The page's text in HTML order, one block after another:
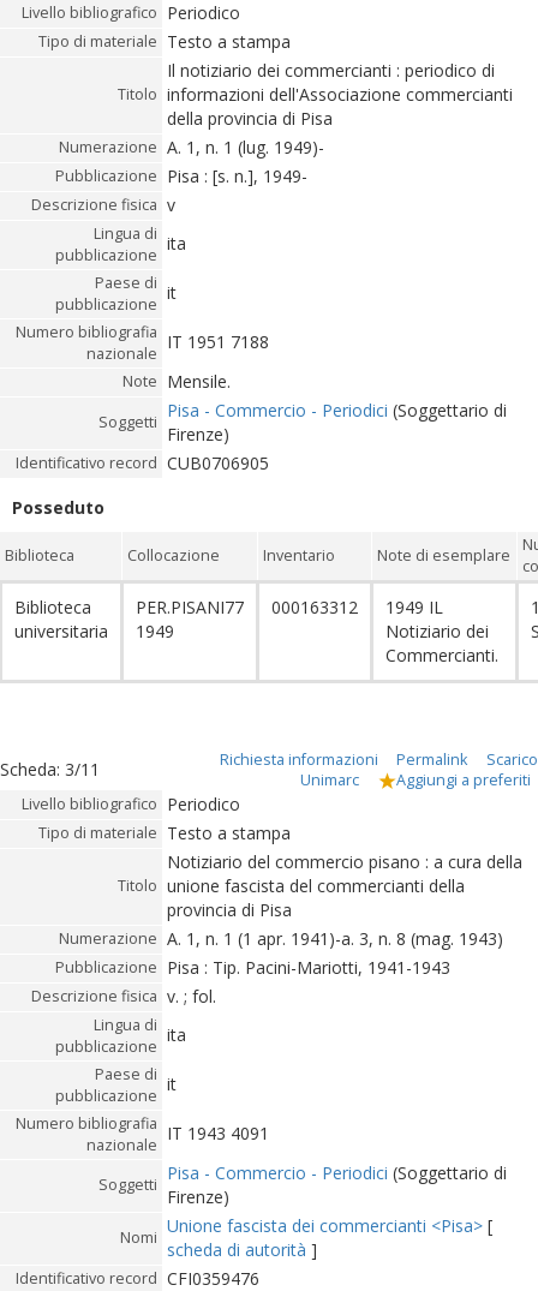
Livello bibliografico Periodico
Tipo di materiale Testo a stampa
Titolo
Il notiziario dei commercianti : periodico di
informazioni dell'Associazione commercianti
della provincia di Pisa
Numerazione A. 1, n. 1 (lug. 1949)-
Pubblicazione Pisa : [s. n.], 1949-
Descrizione fisica v
Lingua di
pubblicazione
ita
Paese di
pubblicazione
it
Numero bibliografia
nazionale
IT 1951 7188
Note Mensile.
Soggetti
Pisa - Commercio - Periodici (Soggettario di
Firenze)
Identificativo record CUB0706905
Posseduto
Biblioteca Collocazione Inventario Note di esemplare
Biblioteca
universitaria
PER.PISANI77
1949
000163312
1949 IL
Notiziario dei
Commercianti.
Scheda: 3/11 Richiesta informazioni Permalink
Scarico
Unimarc
Aggiungi a preferiti
Livello bibliografico Periodico
Tipo di materiale Testo a stampa
Titolo
Notiziario del commercio pisano : a cura della
unione fascista del commercianti della
provincia di Pisa
Numerazione A. 1, n. 1 (1 apr. 1941)-a. 3, n. 8 (mag. 1943)
Pubblicazione Pisa : Tip. Pacini-Mariotti, 1941-1943
Descrizione fisica v. ; fol.
Lingua di
pubblicazione
ita
Paese di
pubblicazione
it
Numero bibliografia
nazionale
IT 1943 4091
Soggetti
Pisa - Commercio - Periodici (Soggettario di
Firenze)
Nomi
Unione fascista dei commercianti <Pisa> [
scheda di autorità ]
Identificativo record CFI0359476